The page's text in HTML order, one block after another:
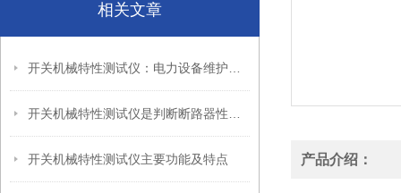
相关文章
开关机械特性测试仪主要功能及特点 产品介绍：